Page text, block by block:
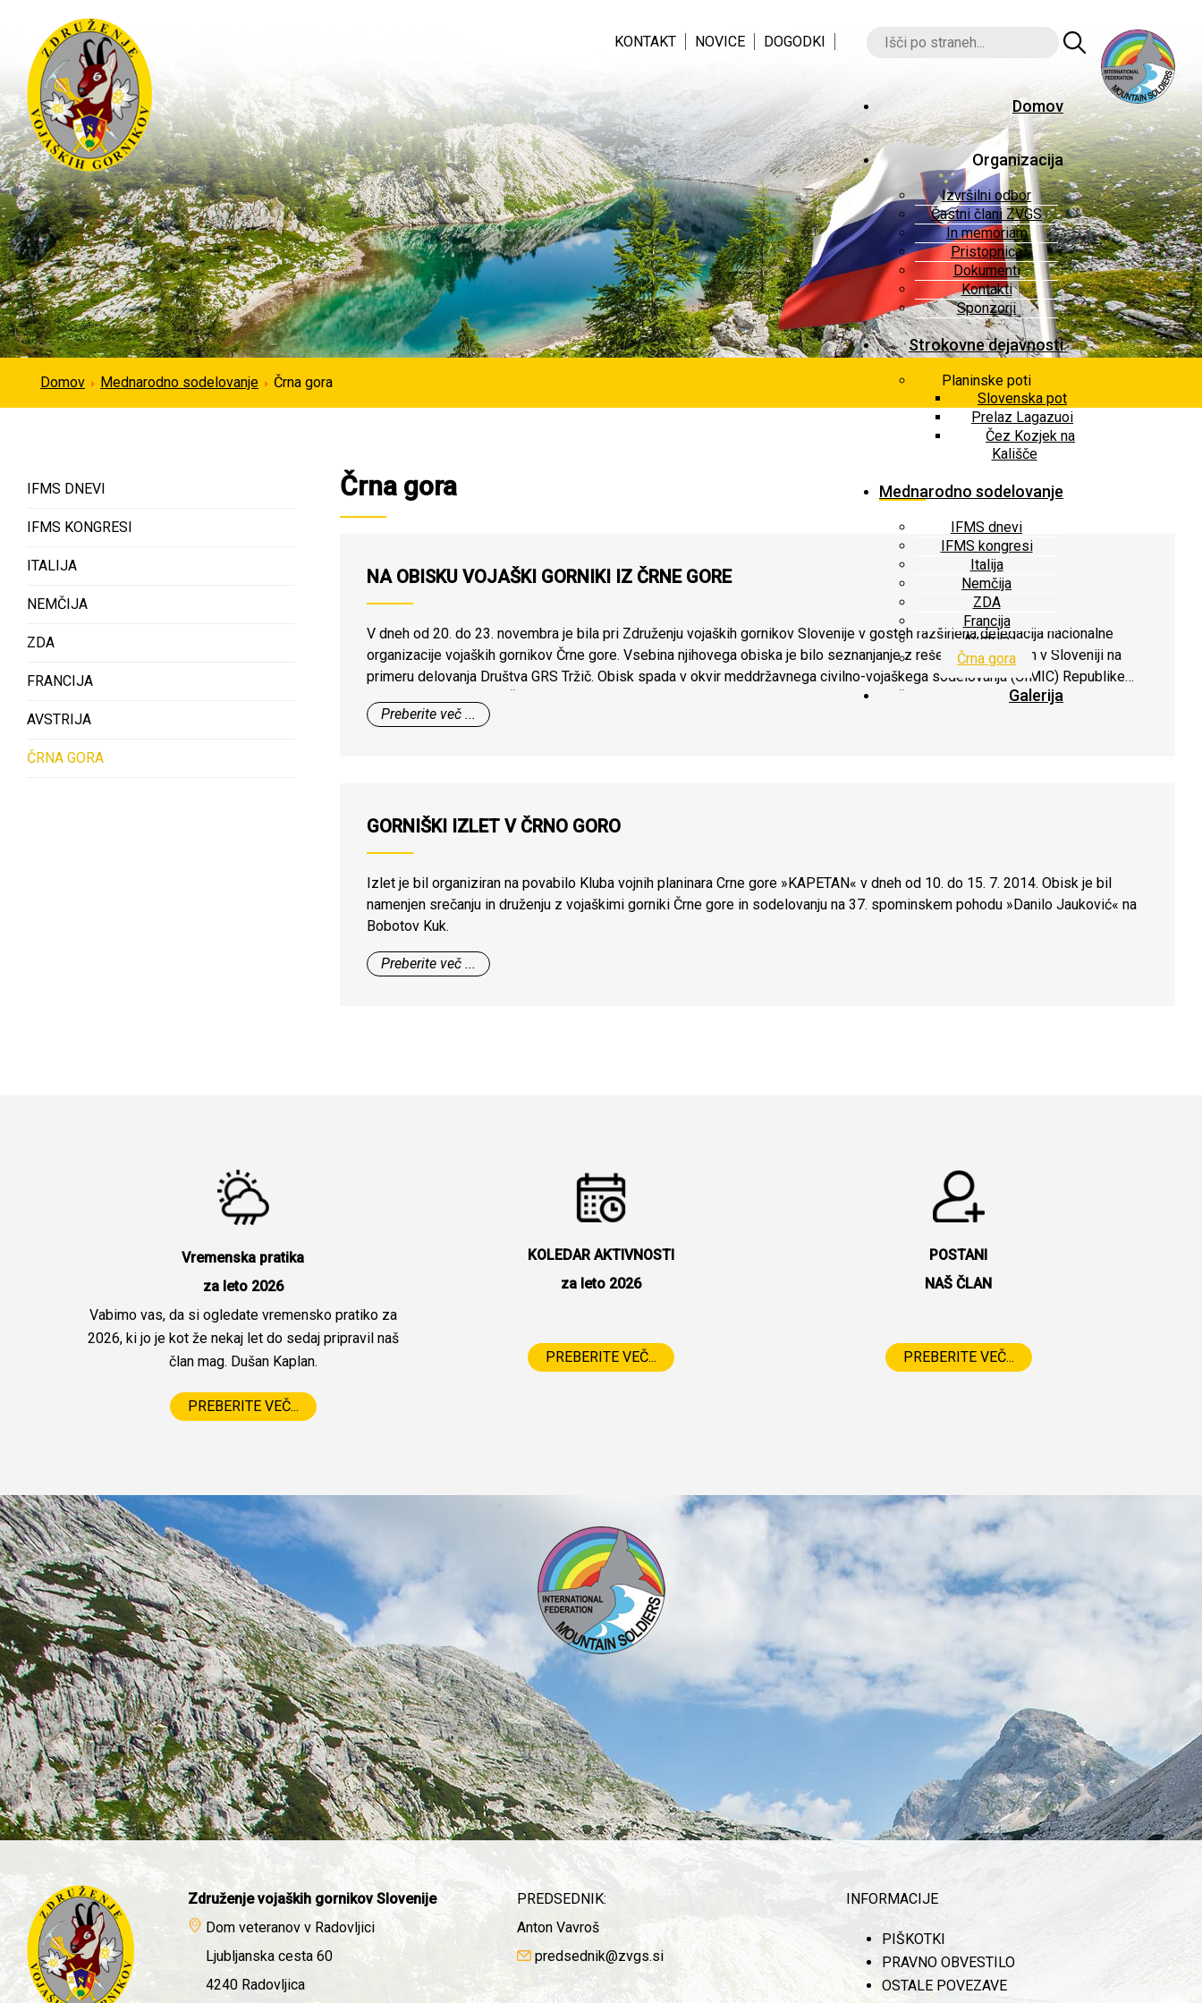
KONTAKT NOVICE DOGODKI
Domov
Organizacija
Izvršilni odbor
Častni člani ZVGS
In memoriam
Pristopnica
Dokumenti
Kontakti
Sponzorji
Strokovne dejavnosti
Planinske poti
Slovenska pot
Prelaz Lagazuoi
Čez Kozjek na
Kališče
Mednarodno sodelovanje
IFMS dnevi
IFMS kongresi
Italija
Nemčija
ZDA
Francija
Avstrija
Črna gora
Galerija
Domov Mednarodno sodelovanje Črna gora
IFMS DNEVI
IFMS KONGRESI
ITALIJA
NEMČIJA
ZDA
FRANCIJA
AVSTRIJA
ČRNA GORA
Črna gora
NA OBISKU VOJAŠKI GORNIKI IZ ČRNE GORE
V dneh od 20. do 23. novembra je bila pri Združenju vojaških gornikov Slovenije v gosteh razširjena delegacija nacionalne
organizacije vojaških gornikov Črne gore. Vsebina njihovega obiska je bilo seznanjanje z reševanjem v gorah v Sloveniji na
primeru delovanja Društva GRS Tržič. Obisk spada v okvir meddržavnega civilno-vojaškega sodelovanja (CIMIC) Republike
Slovenije in Republike Črne gore. V črnogorski delegaciji sta bil tudi predstavnik GRS Črna gora Dragutin Lalič in predstavnik
PZ Črne gore dr. Dragan Bulatović.
Preberite več ...
GORNIŠKI IZLET V ČRNO GORO
Izlet je bil organiziran na povabilo Kluba vojnih planinara Crne gore »KAPETAN« v dneh od 10. do 15. 7. 2014. Obisk je bil
namenjen srečanju in druženju z vojaškimi gorniki Črne gore in sodelovanju na 37. spominskem pohodu »Danilo Jauković« na
Bobotov Kuk.
Preberite več ...
Vremenska pratika
za leto 2026
Vabimo vas, da si ogledate vremensko pratiko za
2026, ki jo je kot že nekaj let do sedaj pripravil naš
član mag. Dušan Kaplan.
PREBERITE VEČ...
KOLEDAR AKTIVNOSTI
za leto 2026
PREBERITE VEČ...
POSTANI
NAŠ ČLAN
PREBERITE VEČ...
Združenje vojaških gornikov Slovenije
Dom veteranov v Radovljici
Ljubljanska cesta 60
4240 Radovljica
PREDSEDNIK:
Anton Vavroš
predsednik@zvgs.si
INFORMACIJE
PIŠKOTKI
PRAVNO OBVESTILO
OSTALE POVEZAVE